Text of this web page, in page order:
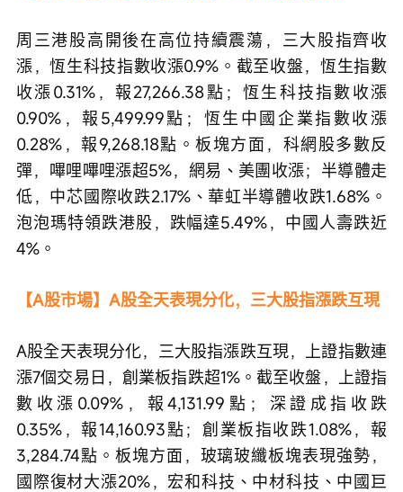
周三港股高開後在高位持續震蕩，三大股指齊收
漲，恆生科技指數收漲0.9%。截至收盤，恆生指數
收漲0.31%，報27,266.38點；恆生科技指數收漲
0.90%，報5,499.99點；恆生中國企業指數收漲
0.28%，報9,268.18點。板塊方面，科網股多數反
彈，嗶哩嗶哩漲超5%，網易、美團收漲；半導體走
低，中芯國際收跌2.17%、華虹半導體收跌1.68%。
泡泡瑪特領跌港股，跌幅達5.49%，中國人壽跌近
4%。
【A股市場】A股全天表現分化，三大股指漲跌互現
A股全天表現分化，三大股指漲跌互現，上證指數連
漲7個交易日，創業板指跌超1%。截至收盤，上證指
數收漲0.09%，報4,131.99點；深證成指收跌
0.35%，報14,160.93點；創業板指收跌1.08%，報
3,284.74點。板塊方面，玻璃玻纖板塊表現強勢，
國際復材大漲20%，宏和科技、中材科技、中國巨